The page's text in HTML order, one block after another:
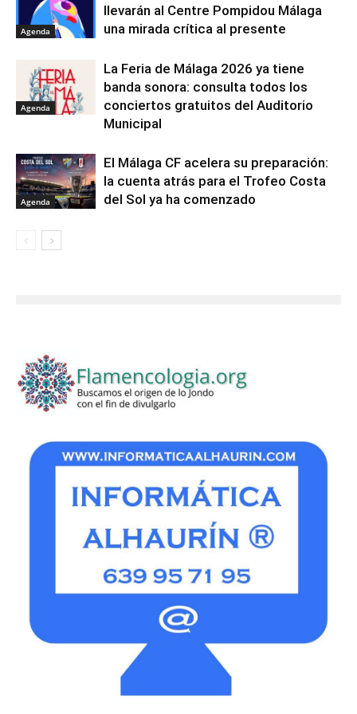
Agenda
llevarán al Centre Pompidou Málaga
una mirada crítica al presente
Agenda
La Feria de Málaga 2026 ya tiene
banda sonora: consulta todos los
conciertos gratuitos del Auditorio
Municipal
Agenda
El Málaga CF acelera su preparación:
la cuenta atrás para el Trofeo Costa
del Sol ya ha comenzado